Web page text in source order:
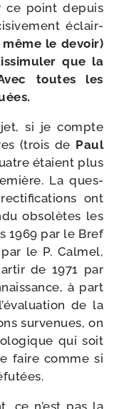
ce point depuis
éclair­
le devoir)
que la
toutes les
si je compte
(trois de Paul
étaient plus
La ques­
ont
obso­lètes les
1969 par le Bref
le P. Calmel,
de 1971 par
à part
de la
sur­ve­nues, on
qui soit
faire comme si
ce n’est pas la